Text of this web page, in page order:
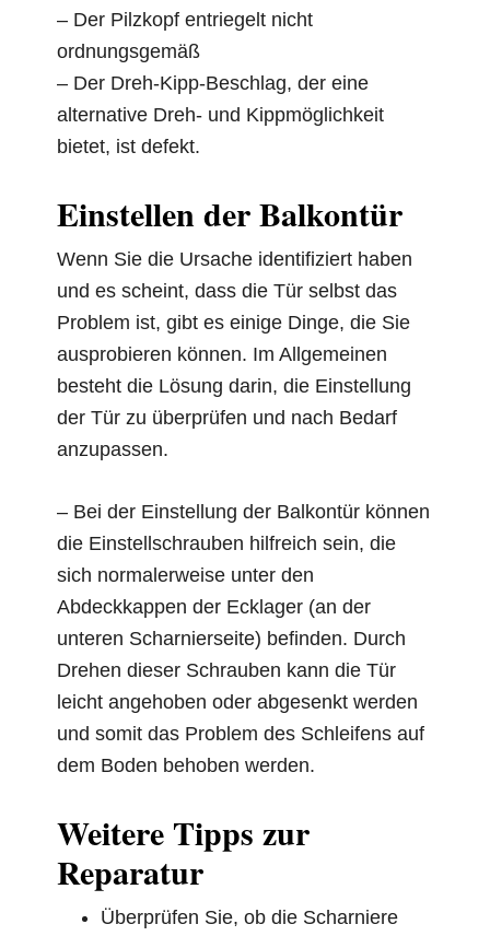
– Der Pilzkopf entriegelt nicht
ordnungsgemäß
– Der Dreh-Kipp-Beschlag, der eine
alternative Dreh- und Kippmöglichkeit
bietet, ist defekt.
Einstellen der Balkontür
Wenn Sie die Ursache identifiziert haben
und es scheint, dass die Tür selbst das
Problem ist, gibt es einige Dinge, die Sie
ausprobieren können. Im Allgemeinen
besteht die Lösung darin, die Einstellung
der Tür zu überprüfen und nach Bedarf
anzupassen.
– Bei der Einstellung der Balkontür können
die Einstellschrauben hilfreich sein, die
sich normalerweise unter den
Abdeckkappen der Ecklager (an der
unteren Scharnierseite) befinden. Durch
Drehen dieser Schrauben kann die Tür
leicht angehoben oder abgesenkt werden
und somit das Problem des Schleifens auf
dem Boden behoben werden.
Weitere Tipps zur
Reparatur
Überprüfen Sie, ob die Scharniere